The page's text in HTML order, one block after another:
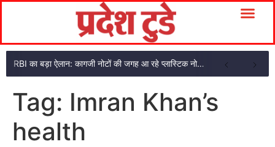
RBI का बड़ा ऐलान: कागजी नोटों की जगह आ रहे प्लास्टिक नोट, ₹10-₹20 के नोट बदल जाएंगे
Tag: Imran Khan’s
health